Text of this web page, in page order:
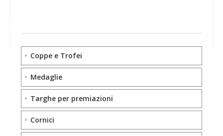
Coppe e Trofei
Medaglie
Targhe per premiazioni
Cornici